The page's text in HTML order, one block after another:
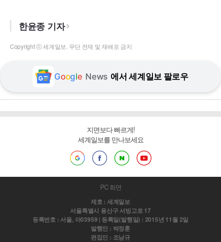
한윤종 기자
Copyright ⓒ 세계일보. 무단 전재 및 재배포 금지
Google News 에서 세계일보 팔로우
지면보다 빠르게!
세계일보를 만나보세요
PC 화면
제호 : 세계일보
서울특별시 용산구 서빙고로 17
등록번호 : 서울, 아03959 | 등록일(발행일) : 2015년 11월 2일
발행인 : 박정훈
편집인 : 조남규